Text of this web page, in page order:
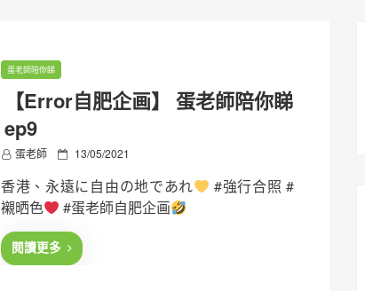
蛋老師陪你睇
【Error自肥企画】 蛋老師陪你睇
ep9
蛋老師
P
s
t
e
d
o
n
13/05/2021
香港、永遠に自由の地であれ
#強行合照 #
襯晒色
#蛋老師自肥企画
閱讀更多